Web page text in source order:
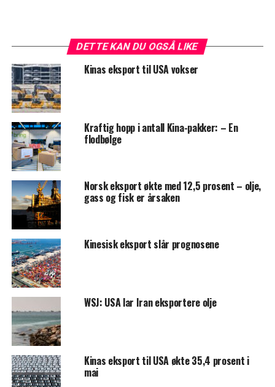
DETTE KAN DU OGSÅ LIKE
Kinas eksport til USA vokser
Kraftig hopp i antall Kina-pakker: – En
flodbølge
Norsk eksport økte med 12,5 prosent – olje,
gass og fisk er årsaken
Kinesisk eksport slår prognosene
WSJ: USA lar Iran eksportere olje
Kinas eksport til USA økte 35,4 prosent i
mai